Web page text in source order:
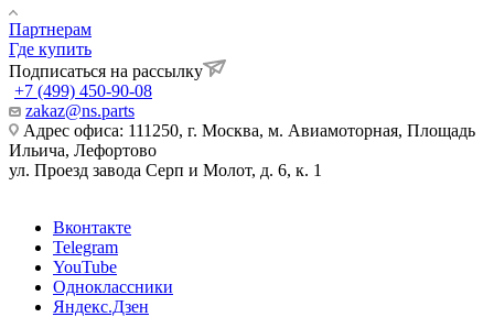
Партнерам
Где купить
Подписаться на рассылку
+7 (499) 450-90-08
zakaz@ns.parts
Адрес офиса: 111250, г. Москва, м. Авиамоторная, Площадь
Ильича, Лефортово
ул. Проезд завода Серп и Молот, д. 6, к. 1
Вконтакте
Telegram
YouTube
Одноклассники
Яндекс.Дзен